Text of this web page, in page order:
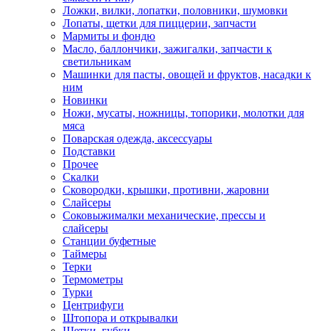
Ложки, вилки, лопатки, половники, шумовки
Лопаты, щетки для пиццерии, запчасти
Мармиты и фондю
Масло, баллончики, зажигалки, запчасти к
светильникам
Машинки для пасты, овощей и фруктов, насадки к
ним
Новинки
Ножи, мусаты, ножницы, топорики, молотки для
мяса
Поварская одежда, аксессуары
Подставки
Прочее
Скалки
Сковородки, крышки, противни, жаровни
Слайсеры
Соковыжималки механические, прессы и
слайсеры
Станции буфетные
Таймеры
Терки
Термометры
Турки
Центрифуги
Штопора и открывалки